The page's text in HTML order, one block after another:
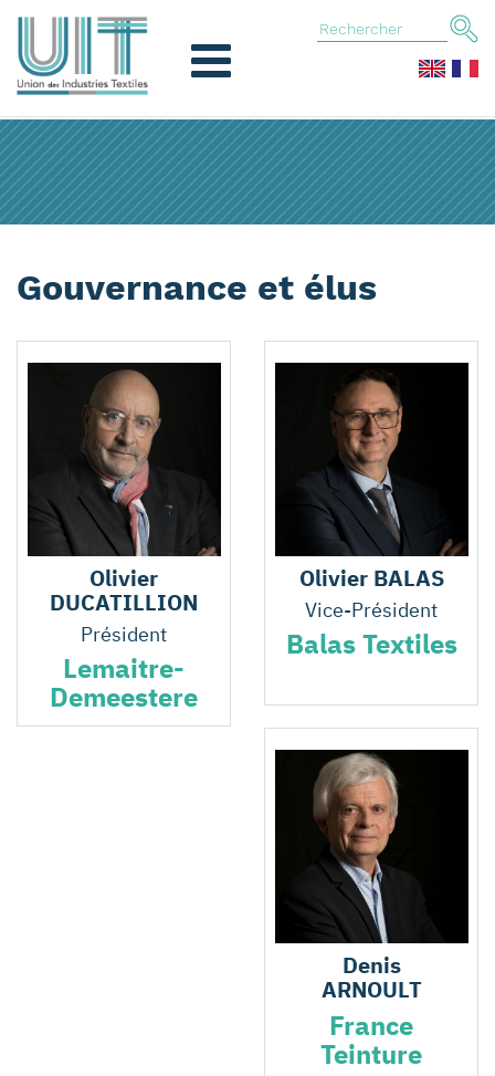
Gouvernance et élus
Olivier
DUCATILLION
Président
Lemaitre-
Demeestere
Olivier BALAS
Vice-Président
Balas Textiles
Denis
ARNOULT
France
Teinture